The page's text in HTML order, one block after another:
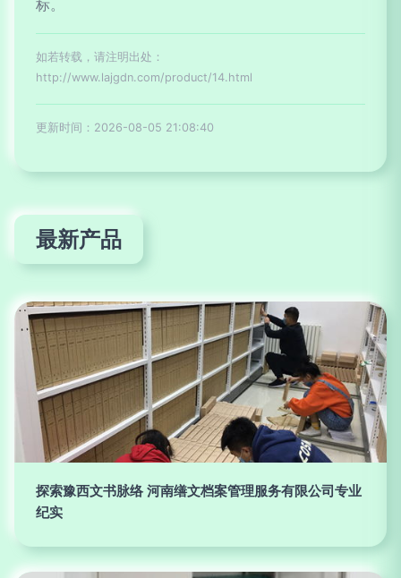
标。
如若转载，请注明出处：
http://www.lajgdn.com/product/14.html
更新时间：2026-08-05 21:08:40
最新产品
探索豫西文书脉络 河南缮文档案管理服务有限公司专业
纪实